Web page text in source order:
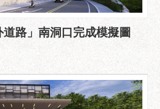
道路」南洞口完成模擬圖